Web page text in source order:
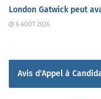
London Gatwick peut
6 AOÛT 2026
Avis d'Appel à